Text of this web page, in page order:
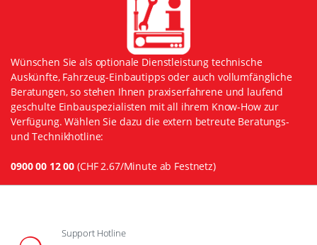
Wünschen Sie als optionale Dienstleistung technische
Auskünfte, Fahrzeug-Einbautipps oder auch vollumfängliche
Beratungen, so stehen Ihnen praxiserfahrene und laufend
geschulte Einbauspezialisten mit all ihrem Know-How zur
Verfügung. Wählen Sie dazu die extern betreute Beratungs-
und Technikhotline:
0900 00 12 00 (CHF 2.67/Minute ab Festnetz)
Support Hotline